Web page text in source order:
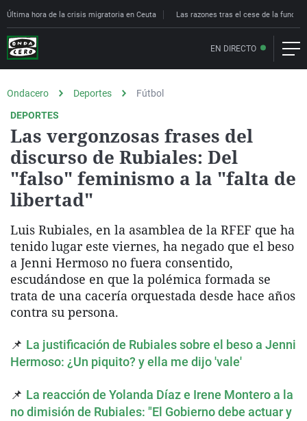
Última hora de la crisis migratoria en Ceuta Las razones tras el cese de la
EN DIRECTO
Ondacero Deportes
Fútbol
DEPORTES
Las vergonzosas frases del
discurso de Rubiales: Del
"falso" feminismo a la "falta de
libertad"
Luis Rubiales, en la asamblea de la RFEF que ha
tenido lugar este viernes, ha negado que el beso
a Jenni Hermoso no fuera consentido,
escudándose en que la polémica formada se
trata de una cacería orquestada desde hace años
contra su persona.
📌 La justificación de Rubiales sobre el beso a Jenni
Hermoso: ¿Un piquito? y ella me dijo 'vale'
📌 La reacción de Yolanda Díaz e Irene Montero a la
no dimisión de Rubiales: "El Gobierno debe actuar y